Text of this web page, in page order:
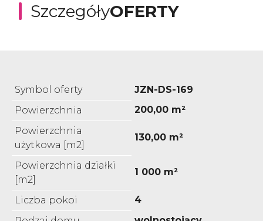
SzczegółyOFERTY
Symbol oferty
JZN-DS-169
Powierzchnia
200,00 m²
Powierzchnia
użytkowa [m2]
130,00 m²
Powierzchnia działki
[m2]
1 000 m²
Liczba pokoi
4